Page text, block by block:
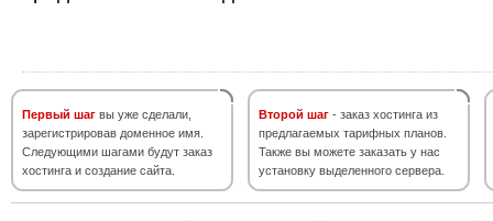
Первый шаг вы уже сделали,
зарегистрировав доменное имя.
Следующими шагами будут заказ
хостинга и создание сайта.
Второй шаг - заказ хостинга из
предлагаемых тарифных планов.
Также вы можете заказать у нас
установку выделенного сервера.